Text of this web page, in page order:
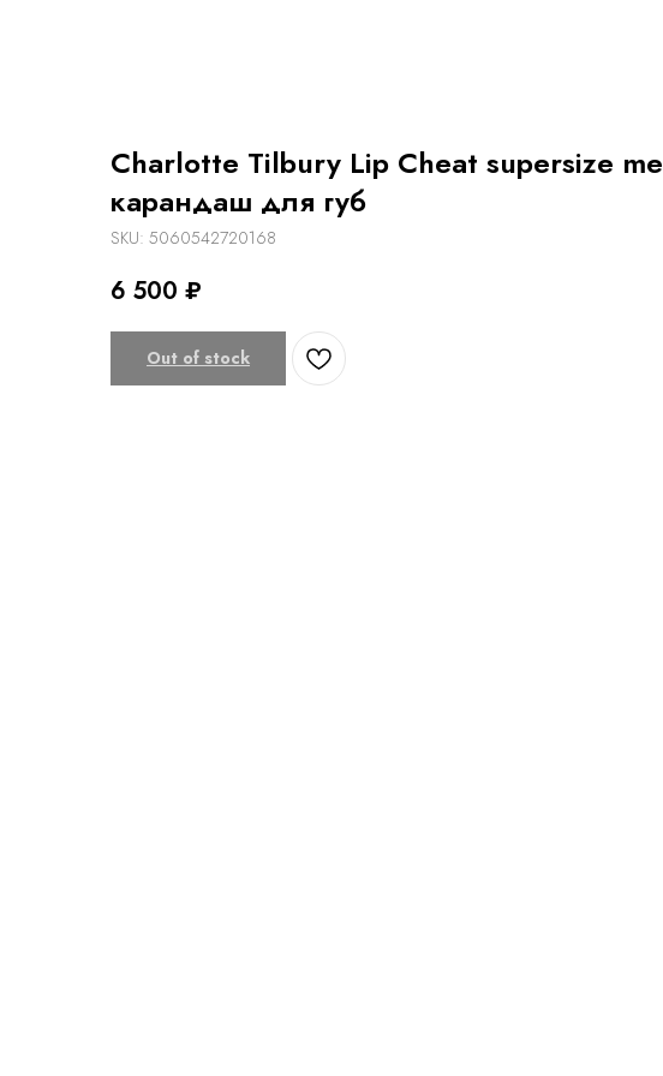
Charlotte Tilbury Lip Cheat supersize me
карандаш для губ
SKU: 5060542720168
6 500 ₽
Out of stock